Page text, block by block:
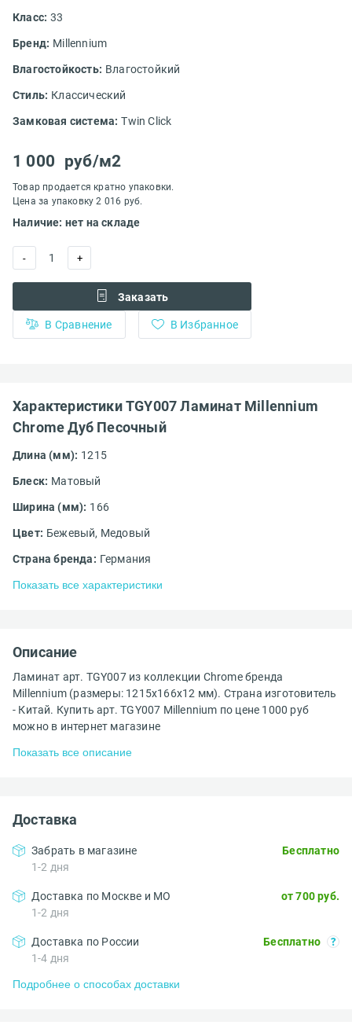
Класс: 33
Бренд: Millennium
Влагостойкость: Влагостойкий
Стиль: Классический
Замковая система: Twin Click
1 000 руб/м2
Товар продается кратно упаковки.
Цена за упаковку 2 016 руб.
Наличие: нет на складе
- 1 +
Заказать
В Сравнение В Избранное
Характеристики TGY007 Ламинат Millennium
Chrome Дуб Песочный
Длина (мм): 1215
Блеск: Матовый
Ширина (мм): 166
Цвет: Бежевый, Медовый
Страна бренда: Германия
Показать все характеристики
Описание
Ламинат арт. TGY007 из коллекции Chrome бренда
Millennium (размеры: 1215x166x12 мм). Страна изготовитель
- Китай. Купить арт. TGY007 Millennium по цене 1000 руб
можно в интернет магазине
Показать все описание
Доставка
Забрать в магазине
1-2 дня
Бесплатно
Доставка по Москве и МО
1-2 дня
от 700 руб.
Доставка по России
1-4 дня
Бесплатно
Подробнее о способах доставки